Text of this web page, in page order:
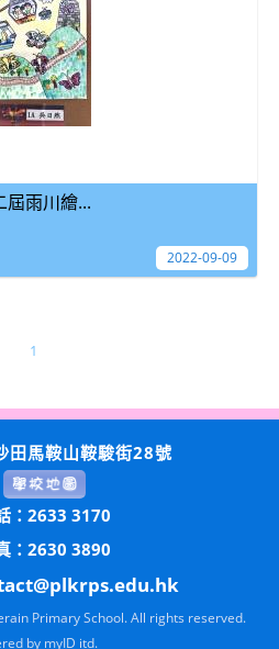
屆雨川繪...
2022-09-09
1
田馬鞍山鞍駿街28號
：2633 3170
：2630 3890
Primary School. All rights reserved.
by myID itd.